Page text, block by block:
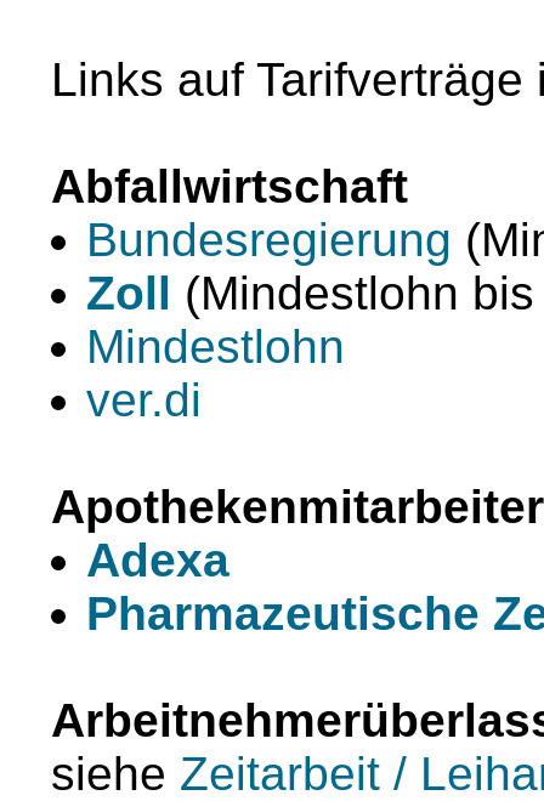
Links auf
Abfallwirtschaft
Bundesregierung
Zoll (Mindestlohn
Mindestlohn
ver.di
Apothekenmitarbeiter
Adexa
Pharmazeutische
siehe Zeitarbeit /